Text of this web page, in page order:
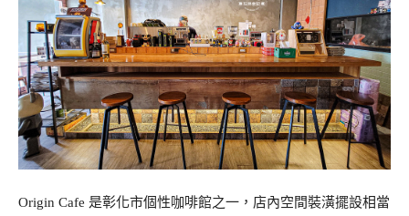
Origin Cafe 是彰化市個性咖啡館之一，店內空間裝潢擺設相當